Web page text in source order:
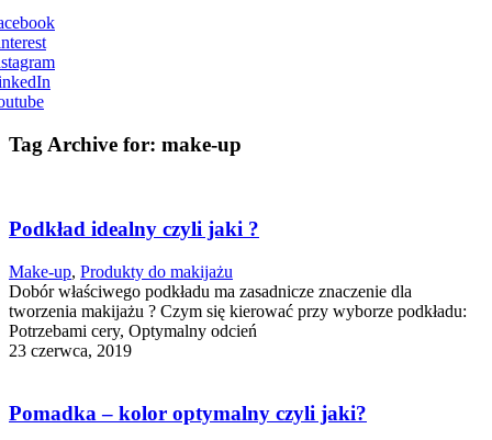
Tag Archive for: make-up
Podkład idealny czyli jaki ?
Make-up, Produkty do makijażu
Dobór właściwego podkładu ma zasadnicze znaczenie dla
tworzenia makijażu ? Czym się kierować przy wyborze podkładu:
Potrzebami cery, Optymalny odcień
23 czerwca, 2019
Pomadka – kolor optymalny czyli jaki?